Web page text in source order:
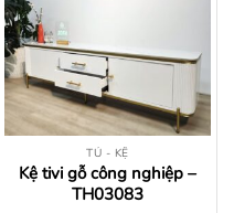
TỦ - KỆ
Kệ tivi gỗ công nghiệp –
TH03083